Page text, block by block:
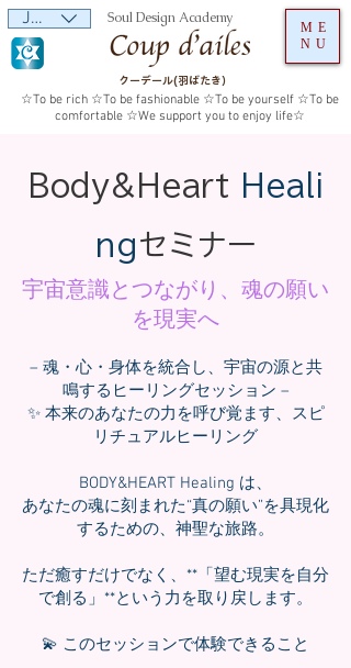
クーデール(羽ばたき）
☆To be rich ☆To be fashionable ☆To be yourself ☆To be
comfortable ☆We support you to enjoy life☆
ME
NU
JPY (¥) Soul Design Academy
Body&Heart Heali
ngセミナー
宇宙意識とつながり、魂の願い
を現実へ
– 魂・心・身体を統合し、宇宙の源と共
鳴するヒーリングセッション –
✨ 本来のあなたの力を呼び覚ます、スピ
リチュアルヒーリング
BODY&HEART Healing は、
あなたの魂に刻まれた“真の願い”を具現化
するための、神聖な旅路。
ただ癒すだけでなく、**「望む現実を自分
で創る」**という力を取り戻します。
💫 このセッションで体験できること